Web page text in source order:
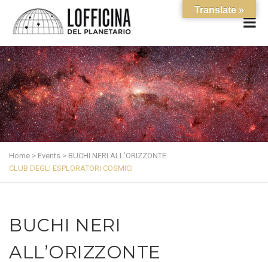
Home > Events > BUCHI NERI ALL’ORIZZONTE
CLUB DEGLI ESPLORATORI COSMICI
BUCHI NERI
ALL’ORIZZONTE
Translate »